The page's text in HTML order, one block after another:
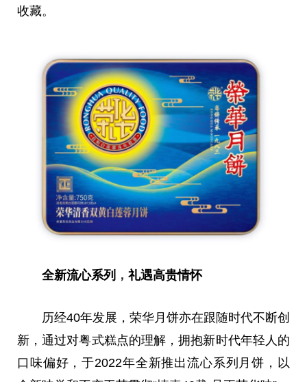
收藏。
全新流心系列 ， 礼遇高贵情怀
历经40年发展，荣华月饼亦在跟随时代不断创
新，通过对粤式糕点的理解，拥抱新时代年轻人的
口味偏好，于2022年全新推出流心系列月饼，以